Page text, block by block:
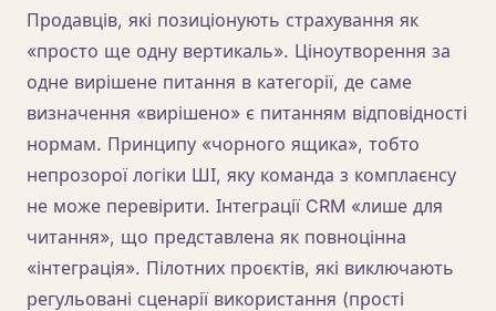
Продавців, які позиціонують страхування як
«просто ще одну вертикаль». Ціноутворення за
одне вирішене питання в категорії, де саме
визначення «вирішено» є питанням відповідності
нормам. Принципу «чорного ящика», тобто
непрозорої логіки ШІ, яку команда з комплаєнсу
не може перевірити. Інтеграції CRM «лише для
читання», що представлена як повноцінна
«інтеграція». Пілотних проєктів, які виключають
регульовані сценарії використання (прості